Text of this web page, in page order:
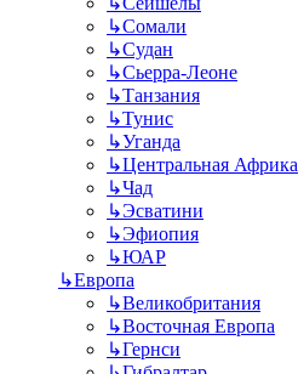
↳Сомали
↳Судан
↳Сьерра-Леоне
↳Танзания
↳Тунис
↳Уганда
↳Центральная Африка
↳Чад
↳Эсватини
↳Эфиопия
↳ЮАР
↳Европа
↳Великобритания
↳Восточная Европа
↳Гернси